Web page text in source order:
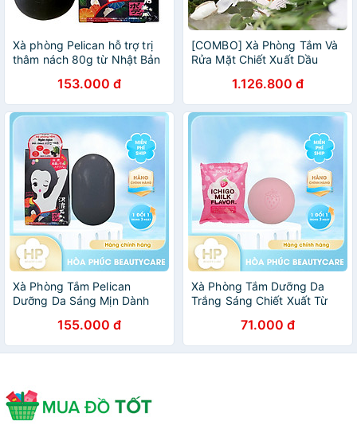
Xà phòng Pelican hỗ trợ trị
thâm nách 80g từ Nhật Bản
153.000 đ
[COMBO] Xà Phòng Tắm Và
Rửa Mặt Chiết Xuất Dầu
Ẩm Hevony Horse Oil Soap
1.126.800 đ
Xà Phòng Tắm Pelican
Dưỡng Da Sáng Mịn Dành
Pelican Deitanseki Body
Scrub Soap Bar 100G
155.000 đ
Xà Phòng Tắm Dưỡng Da
Trắng Sáng Chiết Xuất Từ
Berry Soap Strawberrry Milk
(80 G)
71.000 đ